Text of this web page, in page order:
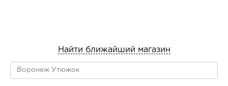
Найти ближайший магазин